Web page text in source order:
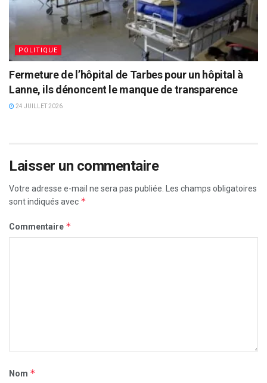
POLITIQUE
Fermeture de l’hôpital de Tarbes pour un hôpital à
Lanne, ils dénoncent le manque de transparence
24 JUILLET 2026
Laisser un commentaire
Votre adresse e-mail ne sera pas publiée.
Les champs obligatoires
sont indiqués avec *
Commentaire *
Nom *